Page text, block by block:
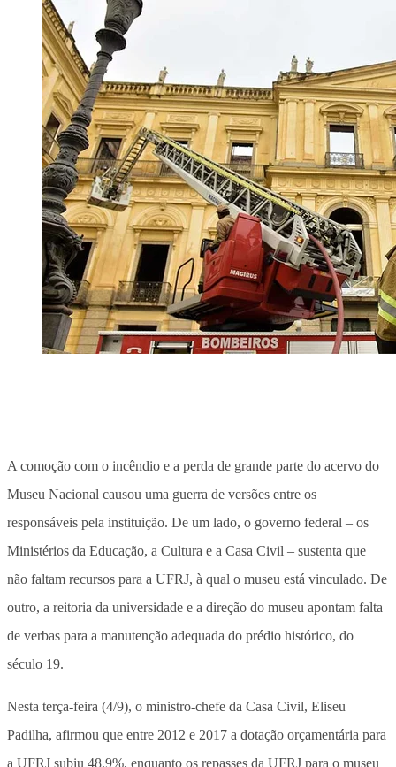
A comoção com o incêndio e a perda de grande parte do acervo do
Museu Nacional causou uma guerra de versões entre os
responsáveis pela instituição. De um lado, o governo federal – os
Ministérios da Educação, a Cultura e a Casa Civil – sustenta que
não faltam recursos para a UFRJ, à qual o museu está vinculado. De
outro, a reitoria da universidade e a direção do museu apontam falta
de verbas para a manutenção adequada do prédio histórico, do
século 19.
Nesta terça-feira (4/9), o ministro-chefe da Casa Civil, Eliseu
Padilha, afirmou que entre 2012 e 2017 a dotação orçamentária para
a UFRJ subiu 48,9%, enquanto os repasses da UFRJ para o museu